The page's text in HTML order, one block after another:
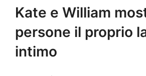
Kate e William
persone il proprio
intimo